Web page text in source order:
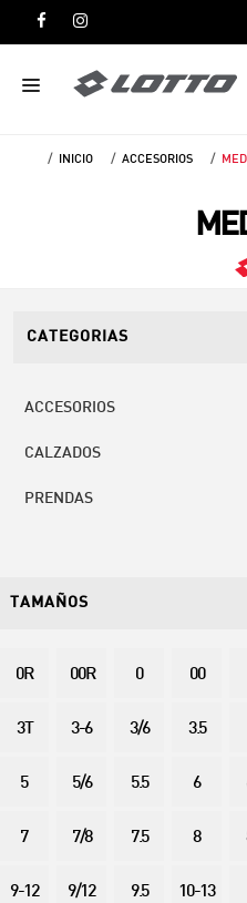
INICIO ACCESORIOS
CATEGORIAS
ACCESORIOS
CALZADOS
PRENDAS
TAMAÑOS
0R 00R 0 00
3T 3-6 3/6 3.5
5 5/6 5.5 6
7 7/8 7.5 8
9-12 9/12 9.5 10-13